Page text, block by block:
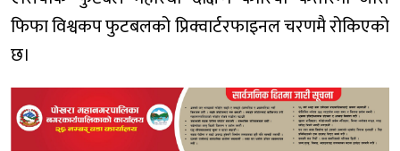
फिफा विश्वकप फुटबलको प्रिक्वार्टरफाइनल चरणमै रोकिएको
छ।